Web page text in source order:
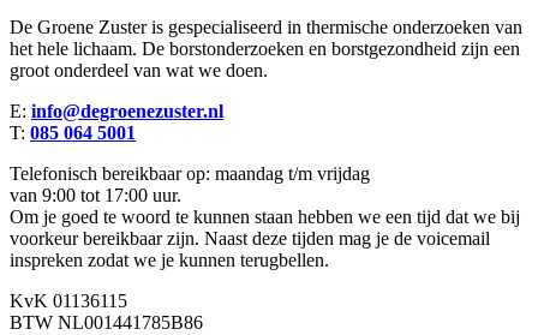
De Groene Zuster is gespecialiseerd in thermische onderzoeken van
het hele lichaam. De borstonderzoeken en borstgezondheid zijn een
groot onderdeel van wat we doen.
E: info@degroenezuster.nl
T: 085 064 5001
Telefonisch bereikbaar op: maandag t/m vrijdag
van 9:00 tot 17:00 uur.
Om je goed te woord te kunnen staan hebben we een tijd dat we bij
voorkeur bereikbaar zijn. Naast deze tijden mag je de voicemail
inspreken zodat we je kunnen terugbellen.
KvK 01136115
BTW NL001441785B86